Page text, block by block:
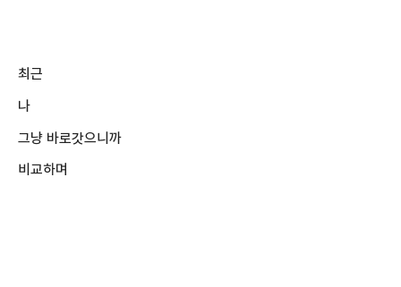
최근
나
그냥 바로갓으니까
비교하며